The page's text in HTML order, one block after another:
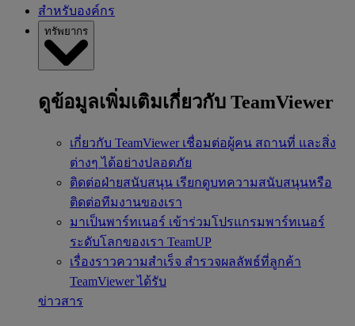
สำหรับองค์กร
ทรัพยากร
ดูข้อมูลเพิ่มเติมเกี่ยวกับ TeamViewer
เกี่ยวกับ TeamViewer เชื่อมต่อผู้คน สถานที่ และสิ่ง
ต่างๆ ได้อย่างปลอดภัย
ติดต่อฝ่ายสนับสนุน เรียกดูบทความสนับสนุนหรือ
ติดต่อทีมงานของเรา
มาเป็นพาร์ทเนอร์ เข้าร่วมโปรแกรมพาร์ทเนอร์
ระดับโลกของเรา TeamUP
เรื่องราวความสำเร็จ สำรวจผลลัพธ์ที่ลูกค้า
TeamViewer ได้รับ
ข่าวสาร